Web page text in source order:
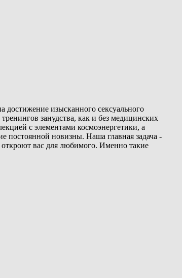
достижение изысканного сексуального
занудства, как и без медицинских
с элементами космоэнергетики, а
новизны. Наша главная задача -
вас для любимого. Именно такие